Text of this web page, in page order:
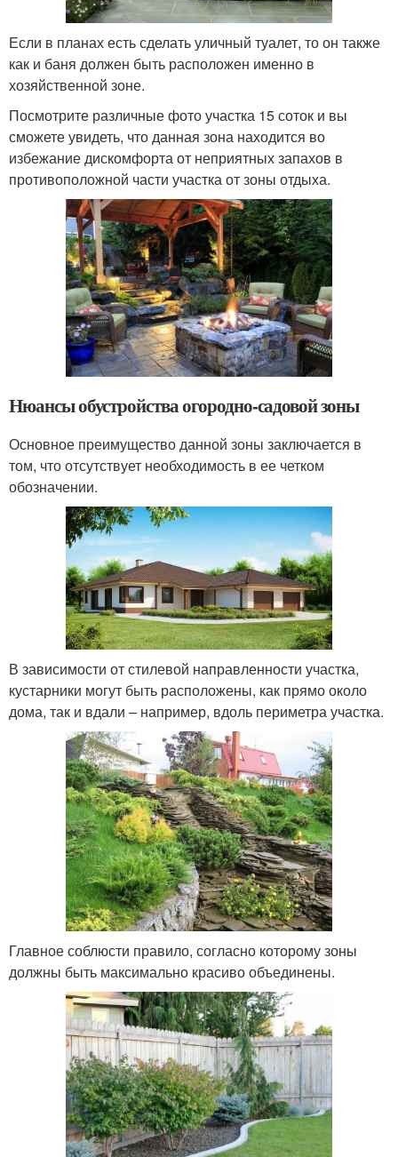
Если в планах есть сделать уличный туалет, то он также
как и баня должен быть расположен именно в
хозяйственной зоне.
Посмотрите различные фото участка 15 соток и вы
сможете увидеть, что данная зона находится во
избежание дискомфорта от неприятных запахов в
противоположной части участка от зоны отдыха.
Нюансы обустройства огородно-садовой зоны
Основное преимущество данной зоны заключается в
том, что отсутствует необходимость в ее четком
обозначении.
В зависимости от стилевой направленности участка,
кустарники могут быть расположены, как прямо около
дома, так и вдали – например, вдоль периметра участка.
Главное соблюсти правило, согласно которому зоны
должны быть максимально красиво объединены.